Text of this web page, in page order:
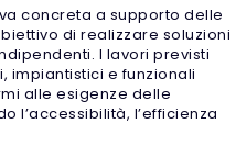
concreta a supporto delle
di realizzare soluzioni
I lavori previsti
impiantistici e funzionali
alle esigenze delle
l’accessibilità, l’efficienza